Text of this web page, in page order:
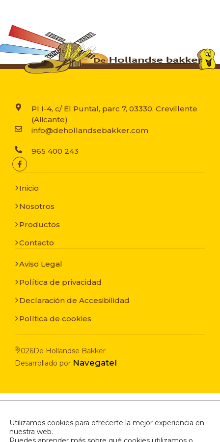
PI I-4, c/ El Puntal, parc 7, 03330, Crevillente
(Alicante)
info@dehollandsebakker.com
965 400 243
Inicio
Nosotros
Productos
Contacto
Aviso Legal
Política de privacidad
Declaración de Accesibilidad
Política de cookies
©2026De Hollandse Bakker
Desarrollado por Navegatel
Utilizamos cookies para ofrecerte la mejor experiencia en
nuestra web.